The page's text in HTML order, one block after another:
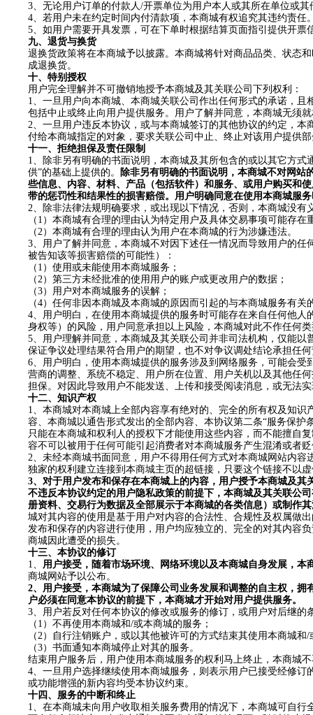
3、无论用户订单的付款人/开票单位为用户本人或其所在单位或
4、若用户未在约定时间内付清款项，本商城有权追究其违约责任
5、如用户需要开具发票，可在下单时根据结算页面指引提供开票
九、退货与换货
退换货政策将在本商城予以披露。本商城将针对商品品类、 状态
成退换货。
十、特别授权
用户完全理解并不可撤销地授予本商城及其关联公司下列权利：
1、一旦用户向本商城、本商城关联公司作出任何形式的承诺，
包括中止或终止向用户提供服务。用户了解并同意，本商城无须
2、一旦用户违反本协议 ，或与本商城签订的其他协议的约定，
付给本商城指定的对象，要求关联公司中止、终止对该用户提供
十一、拒绝担保及责任限制
1、除非另有明确的书面说明，本商城及其所包含的或以其它方
供”的基础上提供的。
除非另有明确的书面说明，本商城不对网
些信息、内容、材料、产品（包括软件）和服务、或用户购买和
带的惩罚性和结果性的损害赔偿。用户明确同意在使用本商城服
2、除非法律法规明确要求，或出现以下情况，否则，本商城没
（ 1 ）本商城有合理的理由认为特定用户及具体交易事项可能存在
（2）本商城有合理的理由认为用户在本商城的行为涉嫌违法。
3、用户了解并同意，本商城不对因下述任一情况而导致用户的
被告知该等损害赔偿的可能性）：
（ 1 ）使用或未能使用本商城服务；
（2）第三方未经批准的使用用户的账户或更改用户的数据；
（3）用户对本商城服务的误解；
（4）任何非因本商城及本商城的原因而引起的与本商城服务有关
4、用户明白，在使用本商城提供的服务时可能存在来自任何他
身权等）的风险，用户同意承担以上风险，本商城对此不作任何
5、用户理解并同意，本商城及其关联公司并非司法机构，仅能
保证争议处理结果符合用户的期望，也不对争议调处结论承担任
6、用户明白，使用本商城提供的服务涉及到网络服务，可能会
营商的调整、系统不稳定、用户所在位置、用户关机以及其他任
担保。对因此导致用户不能发送、上传和接受阅读消息，或无法
十二、知识产权
1、本商城对本商城上全部内容享有绝对的、完全的所有权及知
容、本商城以通告形式发出的全部内容、 本协议第二条“服务保护
只能在本商城和权利人的授权下才能使用这些内容，而不能擅自
容不可以被用于任何可能引起消费者对本商城服务产生混淆或者
2、未经本商城书面同意，用户不得用任何方式对本商城网站内
独家的权利建立连接到本商城主页的超链接，只要这个链接不以
3、对于用户发布和保存在本商城上的内容，用户授予本商城及
不违反本协议约定的用户隐私政策的前提下，本商城及其关联公
册资料、交易行为数据及全部展示于本商城的各类信息）或制作
城对其内容的使用是基于用户对内容的合法性、合规性及权属做
发布和保存的内容进行使用，用户均应独立的、完全的对其内容
商城因此遭受的损失。
十三、 本协议的修订
1、 用户接受，随着市场环境、网络环境以及本商城自身发展，本
商城网站予以公布。
2、用户接受，本商城为了保障公司业务发展和调整的自主权，
户必须在同意本协议的前提下，本商城才开始对用户提供服务。
3、用户若反对任何本协议的修改或服务的修订，或用户对后继的
（ 1 ）不再使用本商城和/或本商城的服务；
（2）自行注销账户，或以其他被许可的方式结束其使用本商城和/
（3）书面通知本商城停止对其的服务。
结束用户服务后，用户使用本商城服务的权利马上终止，本商城
4、一旦用户选择继续使用本商城服务，则表示用户已接受经修
或功能增强的新内容均受本协议约束。
十 四 、服务的中断和终止
1、在本商城未向用户收取相关服务费用的情况下，本商城可自